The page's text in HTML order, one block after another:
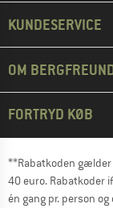
KUNDESERVICE
OM
FORTRYD KØB
**Rabatkoden
40 euro. Rabatkoder
én gang pr. person